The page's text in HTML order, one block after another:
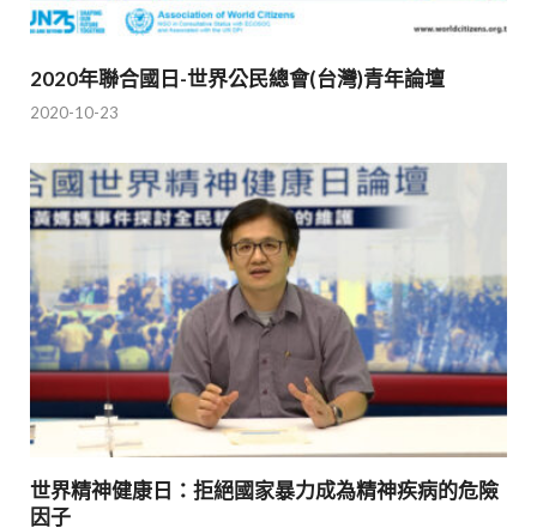
2020年聯合國日-世界公民總會(台灣)青年論壇
2020-10-23
世界精神健康日：拒絕國家暴力成為精神疾病的危險
因子